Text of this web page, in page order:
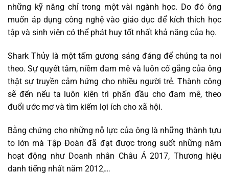
những kỹ năng chỉ trong một vài ngành học. Do đó ông
muốn áp dụng công nghệ vào giáo dục để kích thích học
tập và sinh viên có thể phát huy tốt nhất khả năng của họ.
Shark Thủy là một tấm gương sáng đáng để chúng ta noi
theo. Sự quyết tâm, niềm đam mê và luôn cố gắng của ông
thật sự truyền cảm hứng cho nhiều người trẻ. Thành công
sẽ đến nếu ta luôn kiên trì phấn đầu cho đam mê, theo
đuổi ước mơ và tìm kiếm lợi ích cho xã hội.
Bằng chứng cho những nỗ lực của ông là những thành tựu
to lớn mà Tập Đoàn đã đạt được trong suốt những năm
hoạt động như Doanh nhân Châu Á 2017, Thương hiệu
danh tiếng nhất năm 2012,…